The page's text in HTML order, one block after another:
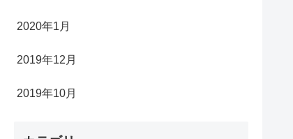
2020年1月
2019年12月
2019年10月